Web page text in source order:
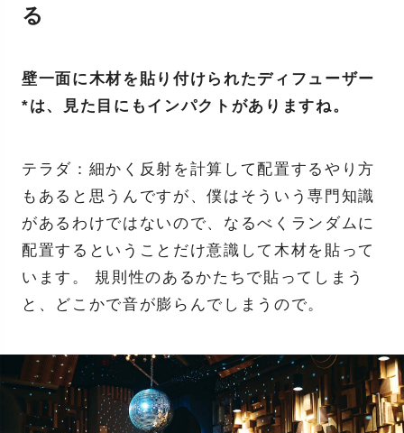
る
壁一面に木材を貼り付けられたディフューザー
*は、見た目にもインパクトがありますね。
テラダ：細かく反射を計算して配置するやり方
もあると思うんですが、僕はそういう専門知識
があるわけではないので、なるべくランダムに
配置するということだけ意識して木材を貼って
います。 規則性のあるかたちで貼ってしまう
と、どこかで音が膨らんでしまうので。